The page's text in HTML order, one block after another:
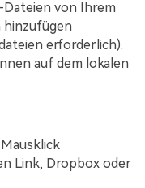
von Ihrem
hinzufügen
erforderlich).
auf dem lokalen
Link, Dropbox oder